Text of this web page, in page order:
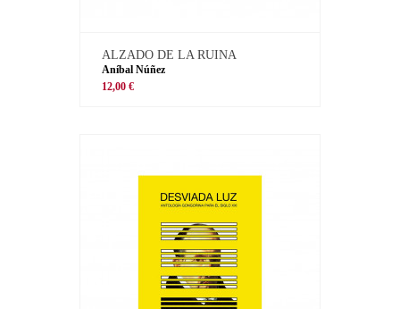
ALZADO DE LA RUINA
Aníbal Núñez
12,00 €